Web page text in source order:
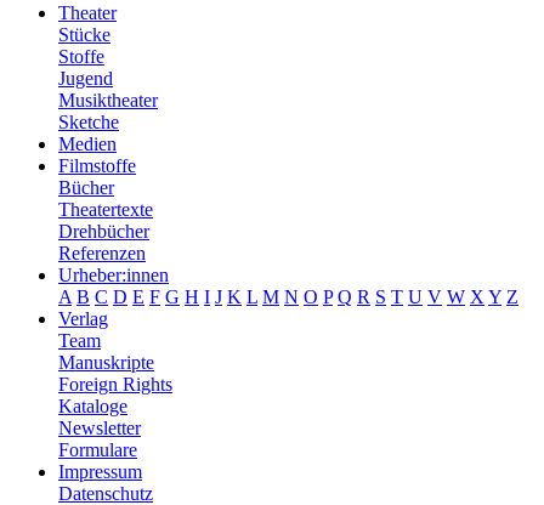
Theater
Stücke
Stoffe
Jugend
Musiktheater
Sketche
Medien
Filmstoffe
Bücher
Theatertexte
Drehbücher
Referenzen
Urheber:innen
A B C D E F G H I J K L M N O P Q R S T U V W X Y Z
Verlag
Team
Manuskripte
Foreign Rights
Kataloge
Newsletter
Formulare
Impressum
Datenschutz